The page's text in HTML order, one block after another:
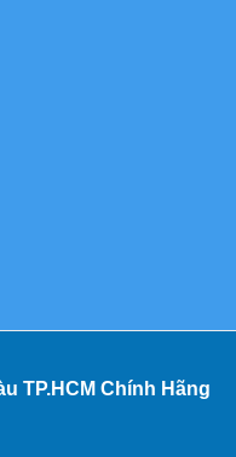
TP.HCM Chính Hãng